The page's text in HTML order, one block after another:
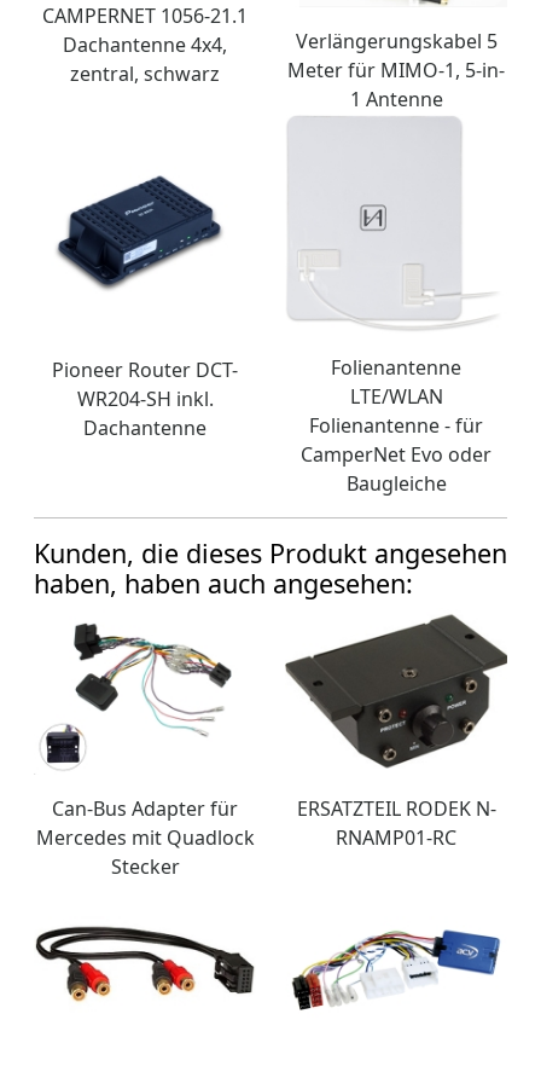
CAMPERNET 1056-21.1
Dachantenne 4x4,
zentral, schwarz
Verlängerungskabel 5
Meter für MIMO-1, 5-in-
1 Antenne
Pioneer Router DCT-
WR204-SH inkl.
Dachantenne
Folienantenne
LTE/WLAN
Folienantenne - für
CamperNet Evo oder
Baugleiche
Kunden, die dieses Produkt angesehen
haben, haben auch angesehen:
Can-Bus Adapter für
Mercedes mit Quadlock
Stecker
ERSATZTEIL RODEK N-
RNAMP01-RC